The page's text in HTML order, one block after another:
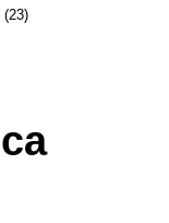
(23)